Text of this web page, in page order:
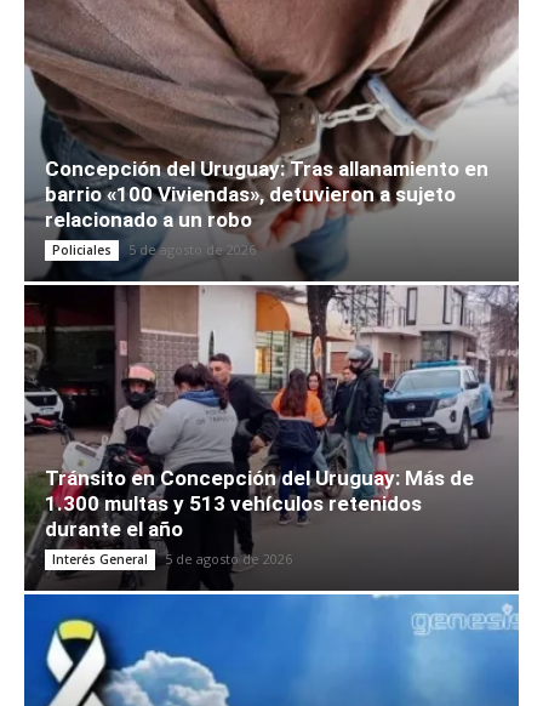
Concepción del Uruguay: Tras allanamiento en
barrio «100 Viviendas», detuvieron a sujeto
relacionado a un robo
Policiales 5 de agosto de 2026
Tránsito en Concepción del Uruguay: Más de
1.300 multas y 513 vehículos retenidos
durante el año
Interés General 5 de agosto de 2026